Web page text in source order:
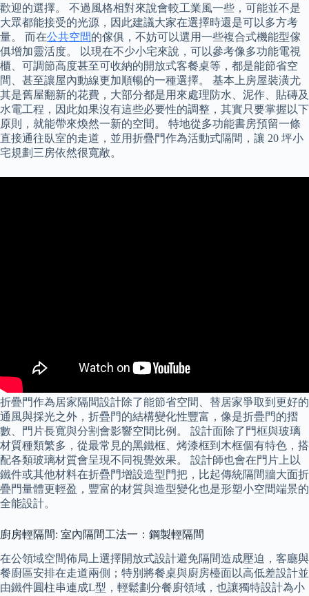
歡迎的選擇。 不過風格相對來說會較工業風一些，可能並不是
大眾都能接受的光源，因此建議大家在選擇時還是可以多方考
量。 而在公共空間的傢俱，不妨可以選用一些複合式機能型傢
俱增加靈活度。 以現在不少小宅來說，可以參考像多功能電視
櫃、可調節高度甚至可收納的開放式客餐桌等，都是能節省空
間、甚至讓屋內動線更加順暢的一種選擇。 基本上房屋裝潢尤
其是舊屋翻新的花費，大部分都是用來處理防水、泥作、貼磚及
水電工程，因此如果沒有這些必要性的調整，其實只要掌握以下
原則，就能帶來煥然一新的空間。 特地從多功能書房預留一條
直接通往臥室的走道，並用折疊門作為活動式隔間，讓 20 坪小
宅規劃三房依然很寬敞。
折疊門作為居家隔間設計除了能節省空間、替居家爭取到更好的
通風與採光之外，折疊門的結構變化性豐富，像是折疊門的摺
數、門片長寬與分割會影響空間比例。 設計面除了門框與玻璃
材質種類繁多，從最常見的黑鐵框、烤漆框到木框個有特色，搭
配各類玻璃材質會呈現不同視覺效果。 設計師也會在門片上以
鐵件或其他材料在折疊門增設造型門把，比起傳統隔間牆大面折
疊門量體更輕盈，豐富的材質與造型變化也是形塑小空間端景的
全能設計。
廚房輕隔間: 室內隔間工法一：鋼製輕隔間
在公領域空間佈局上選擇開放式設計避免隔間造成壓迫，客廳與
餐廚區安排在走道兩側；特別將餐桌與廚房檯面以高低差設計並
由鐵件圓柱串連成L型，輕鬆劃分餐廚領域，也讓獨特設計為小